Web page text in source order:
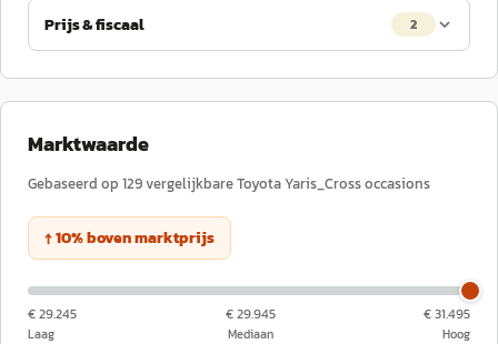
Prijs & fiscaal 2
Marktwaarde
Gebaseerd op 129vergelijkbareToyotaYaris_Crossoccasions
↑10%bovenmarktprijs
€ 29.245
Laag
€ 29.945
Mediaan
€ 31.495
Hoog